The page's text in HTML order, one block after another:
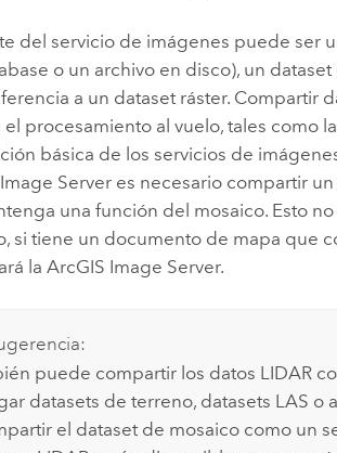
del servicio de imágenes puede ser
o un archivo en disco), un
a un dataset ráster. Compartir
procesamiento al vuelo, tales como
básica de los servicios de
Server es necesario compartir
una función del mosaico. Esto
si tiene un documento de mapa que
laArcGIS Image Server.
puede compartir los datos LIDAR
datasets de terreno, datasets LAS o
el dataset de mosaico como un